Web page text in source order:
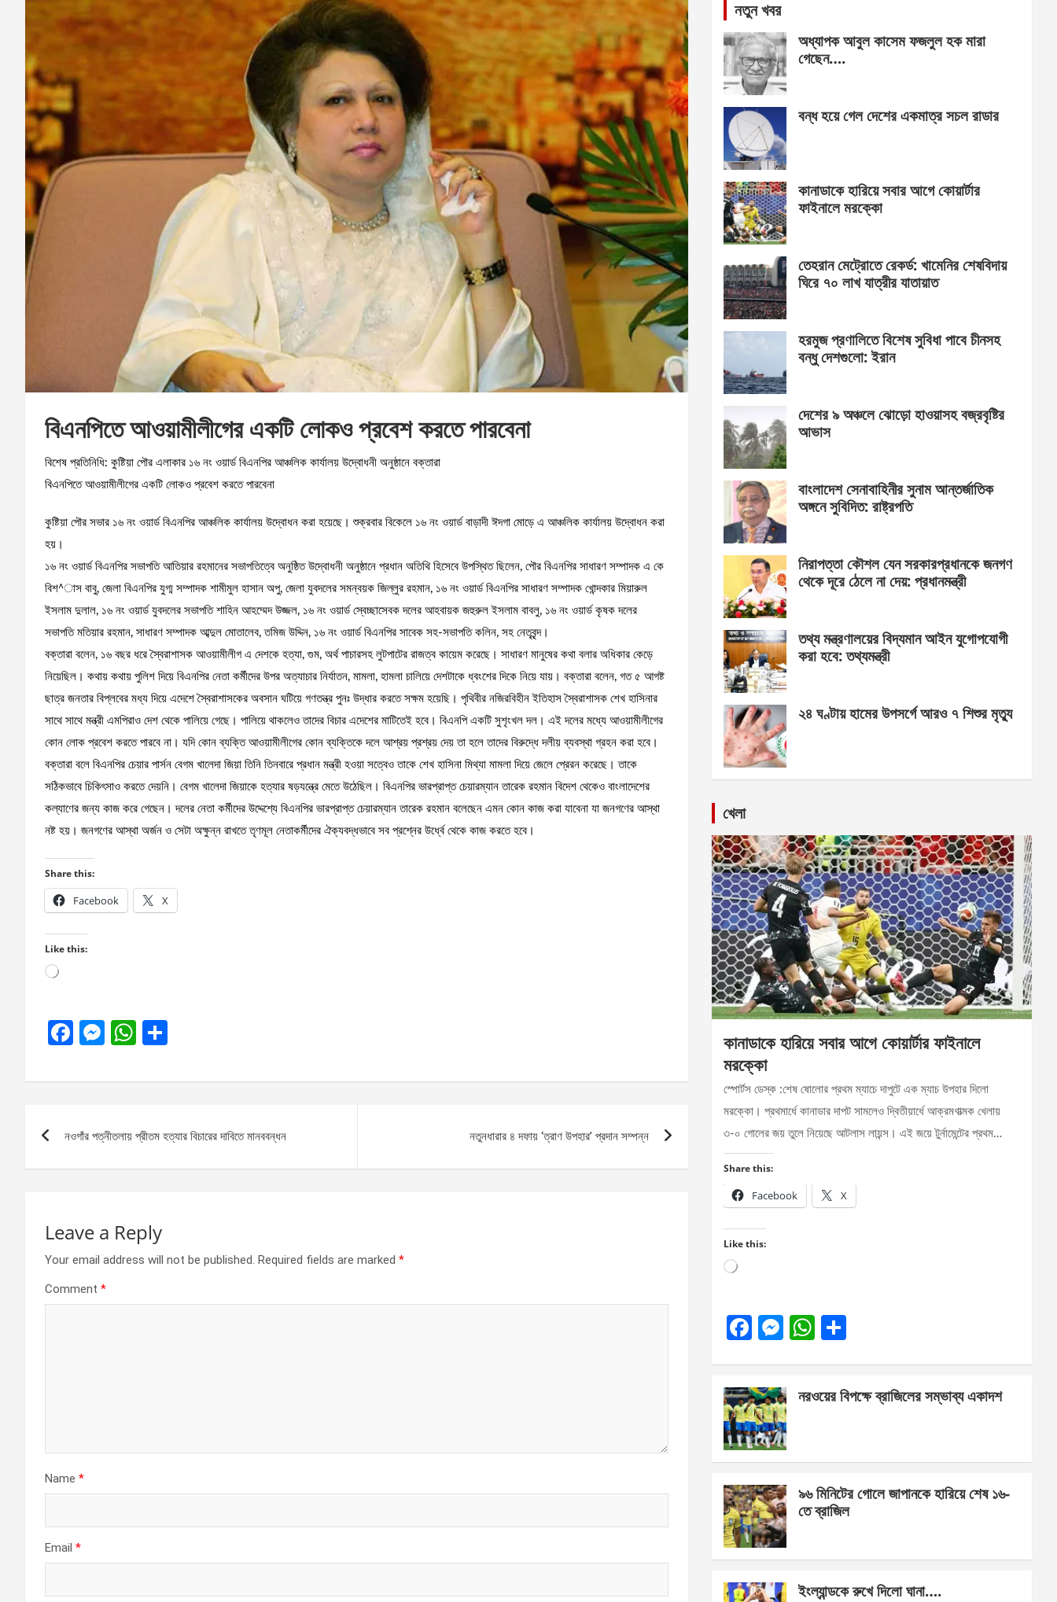
বিএনপিতে আওয়ামীলীগের একটি লোকও প্রবেশ করতে পারবেনা
বিশেষ প্রতিনিধি: কুষ্টিয়া পৌর এলাকার ১৬ নং ওয়ার্ড বিএনপির আঞ্চলিক কার্যালয় উদ্বোধনী অনুষ্ঠানে বক্তারা
বিএনপিতে আওয়ামীলীগের একটি লোকও প্রবেশ করতে পারবেনা
কুষ্টিয়া পৌর সভার ১৬ নং ওয়ার্ড বিএনপির আঞ্চলিক কার্যালয় উদ্বোধন করা হয়েছে। শুক্রবার বিকেলে ১৬ নং ওয়ার্ড বাড়াদী ঈদগা মোড়ে এ আঞ্চলিক কার্যালয় উদ্বোধন করা
হয়।
১৬ নং ওয়ার্ড বিএনপির সভাপতি আতিয়ার রহমানের সভাপতিত্বে অনুষ্ঠিত উদ্বোধনী অনুষ্ঠানে প্রধান অতিথি হিসেবে উপস্থিত ছিলেন, পৌর বিএনপির সাধারণ সম্পাদক এ কে
বিশ^াস বাবু, জেলা বিএনপির যুগ্ম সম্পাদক শামীমুল হাসান অপু, জেলা যুবদলের সমন্বয়ক জিল্লুর রহমান, ১৬ নং ওয়ার্ড বিএনপির সাধারণ সম্পাদক খোন্দকার মিয়ারুল
ইসলাম দুলাল, ১৬ নং ওয়ার্ড যুবদলের সভাপতি শাহিন আহম্মেদ উজ্জল, ১৬ নং ওয়ার্ড স্বেচ্ছাসেবক দলের আহবায়ক জহুরুল ইসলাম বাবলু, ১৬ নং ওয়ার্ড কৃষক দলের
সভাপতি মতিয়ার রহমান, সাধারণ সম্পাদক আব্দুল মোতালেব, তমিজ উদ্দিন, ১৬ নং ওয়ার্ড বিএনপির সাবেক সহ-সভাপতি কলিন, সহ নেতৃবৃন্দ।
বক্তারা বলেন, ১৬ বছর ধরে স্বৈরাশাসক আওয়ামীলীগ এ দেশকে হত্যা, গুম, অর্থ পাচারসহ লুটপাটের রাজত্ব কায়েম করেছে। সাধারণ মানুষের কথা বলার অধিকার কেড়ে
নিয়েছিল। কথায় কথায় পুলিশ দিয়ে বিএনপির নেতা কর্মীদের উপর অত্যাচার নির্যাতন, মামলা, হামলা চালিয়ে দেশটাকে ধ্বংশের দিকে নিয়ে যায়। বক্তারা বলেন, গত ৫ আগষ্ট
ছাত্র জনতার বিপ্লবের মধ্য দিয়ে এদেশে স্বৈরাশাসকের অবসান ঘটিয়ে গণতন্ত্র পুনঃ উদ্ধার করতে সক্ষম হয়েছি। পৃথিবীর নজিরবিহীন ইতিহাস স্বৈরাশাসক শেখ হাসিনার
সাথে সাথে মন্ত্রী এমপিরাও দেশ থেকে পালিয়ে গেছে। পালিয়ে থাকলেও তাদের বিচার এদেশের মাটিতেই হবে। বিএনপি একটি সুশৃংখল দল। এই দলের মধ্যে আওয়ামীলীগের
কোন লোক প্রবেশ করতে পারবে না। যদি কোন ব্যক্তি আওয়ামীলীগের কোন ব্যক্তিকে দলে আশ্রয় প্রশ্রয় দেয় তা হলে তাদের বিরুদ্ধে দলীয় ব্যবস্থা গ্রহন করা হবে।
বক্তারা বলে বিএনপির চেয়ার পার্সন বেগম খালেদা জিয়া তিনি তিনবারে প্রধান মন্ত্রী হওয়া সত্বেও তাকে শেখ হাসিনা মিথ্যা মামলা দিয়ে জেলে প্রেরন করেছে। তাকে
সঠিকভাবে চিকিৎসাও করতে দেয়নি। বেগম খালেদা জিয়াকে হত্যার ষড়যন্ত্রে মেতে উঠেছিল। বিএনপির ভারপ্রাপ্ত চেয়ারম্যান তারেক রহমান বিদেশ থেকেও বাংলাদেশের
কল্যাণের জন্য কাজ করে গেছেন। দলের নেতা কর্মীদের উদ্দেশ্যে বিএনপির ভারপ্রাপ্ত চেয়ারম্যান তারেক রহমান বলেছেন এমন কোন কাজ করা যাবেনা যা জনগণের আস্থা
নষ্ট হয়। জনগণের আস্থা অর্জন ও সেটা অক্ষুন্ন রাখতে তৃণমূল নেতাকর্মীদের ঐক্যবদ্ধভাবে সব প্রশ্নের উর্ধ্বে থেকে কাজ করতে হবে।
Share this:
Facebook X
Like this:
Loading…
F
ce
o
M
se
g
W
at
A
ar
navigation
নওগাঁর পত্নীতলায় প্রীতম হত্যার বিচারের দাবিতে মানববন্ধন নতুনধারার ৪ দফায় ‘ত্রাণ উপহার’ প্রদান সম্পন্ন
Leave a Reply
Your email address will not be published. Required fields are marked *
Comment *
Name *
Email *
নতুন খবর
অধ্যাপক আবুল কাসেম ফজলুল হক মারা
গেছেন….
বন্ধ হয়ে গেল দেশের একমাত্র সচল রাডার
কানাডাকে হারিয়ে সবার আগে কোয়ার্টার
ফাইনালে মরক্কো
তেহরান মেট্রোতে রেকর্ড: খামেনির শেষবিদায়
ঘিরে ৭০ লাখ যাত্রীর যাতায়াত
হরমুজ প্রণালিতে বিশেষ সুবিধা পাবে চীনসহ
বন্ধু দেশগুলো: ইরান
দেশের ৯ অঞ্চলে ঝোড়ো হাওয়াসহ বজ্রবৃষ্টির
আভাস
বাংলাদেশ সেনাবাহিনীর সুনাম আন্তর্জাতিক
অঙ্গনে সুবিদিত: রাষ্ট্রপতি
নিরাপত্তা কৌশল যেন সরকারপ্রধানকে জনগণ
থেকে দূরে ঠেলে না দেয়: প্রধানমন্ত্রী
তথ্য মন্ত্রণালয়ের বিদ্যমান আইন যুগোপযোগী
করা হবে: তথ্যমন্ত্রী
২৪ ঘণ্টায় হামের উপসর্গে আরও ৭ শিশুর মৃত্যু
খেলা
কানাডাকে হারিয়ে সবার আগে কোয়ার্টার ফাইনালে
মরক্কো
স্পোর্টস ডেস্ক :শেষ ষোলোর প্রথম ম্যাচে দাপুটে এক ম্যাচ উপহার দিলো
মরক্কো। প্রথমার্ধে কানাডার দাপট সামলেও দ্বিতীয়ার্ধে আক্রমণাত্মক খেলায়
৩-০ গোলের জয় তুলে নিয়েছে আটলাস লায়ন্স। এই জয়ে টুর্নামেন্টের প্রথম…
Share this:
Facebook X
Like this:
Loading…
F
b
o
o
k
M
n
g
er
W
s
e
নরওয়ের বিপক্ষে ব্রাজিলের সম্ভাব্য একাদশ
৯৬ মিনিটের গোলে জাপানকে হারিয়ে শেষ ১৬-
তে ব্রাজিল
ইংল্যান্ডকে রুখে দিলো ঘানা….